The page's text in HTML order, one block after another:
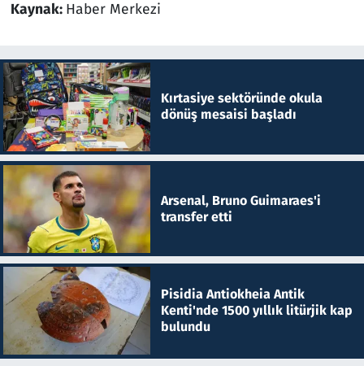
Kaynak: Haber Merkezi
Kırtasiye sektöründe okula
dönüş mesaisi başladı
Arsenal, Bruno Guimaraes'i
transfer etti
Pisidia Antiokheia Antik
Kenti'nde 1500 yıllık litürjik kap
bulundu